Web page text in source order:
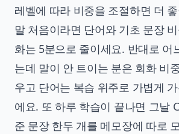
레벨에 따라 비중을 조절하면 더
말 처음이라면 단어와 기초 문장
화는 5분으로 줄이세요. 반대로 어
는데 말이 안 트이는 분은 회화 비
우고 단어는 복습 위주로 가볍게
에요. 또 하루 학습이 끝나면 그날
준 문장 한두 개를 메모장에 따로